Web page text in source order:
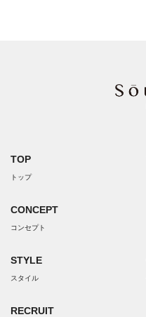
TOP
トップ
CONCEPT
コンセプト
STYLE
スタイル
RECRUIT